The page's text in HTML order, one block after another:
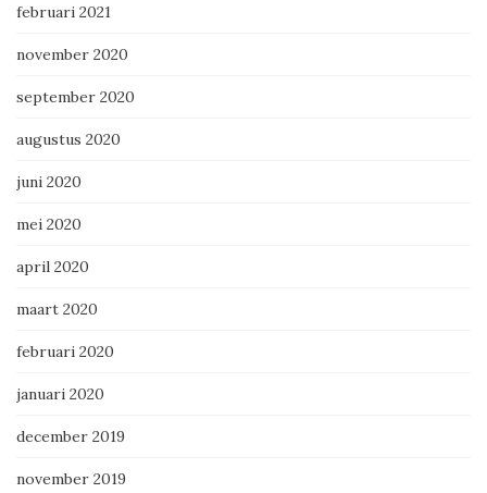
februari 2021
november 2020
september 2020
augustus 2020
juni 2020
mei 2020
april 2020
maart 2020
februari 2020
januari 2020
december 2019
november 2019